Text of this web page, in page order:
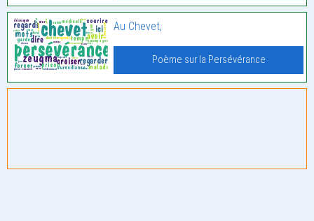
Au Chevet,
Poème sur la Persévérance